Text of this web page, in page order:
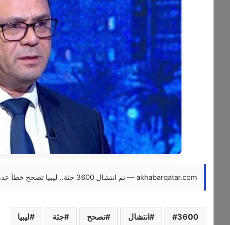
akhabarqatar.com — تم انتشال 3600 جثة.. ليبيا تصحح خطأ عدد قتلى الإعصار
3600 انتشال تصحح جثة ليبيا